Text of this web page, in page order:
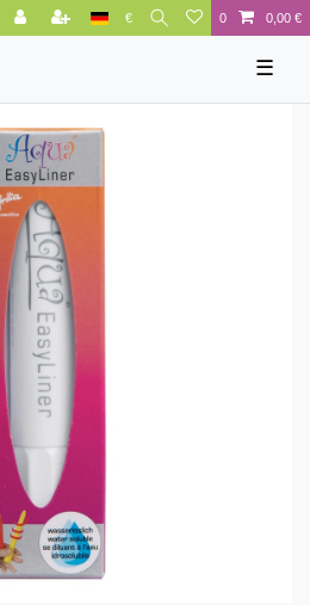
€ 0 0,00 €
☰